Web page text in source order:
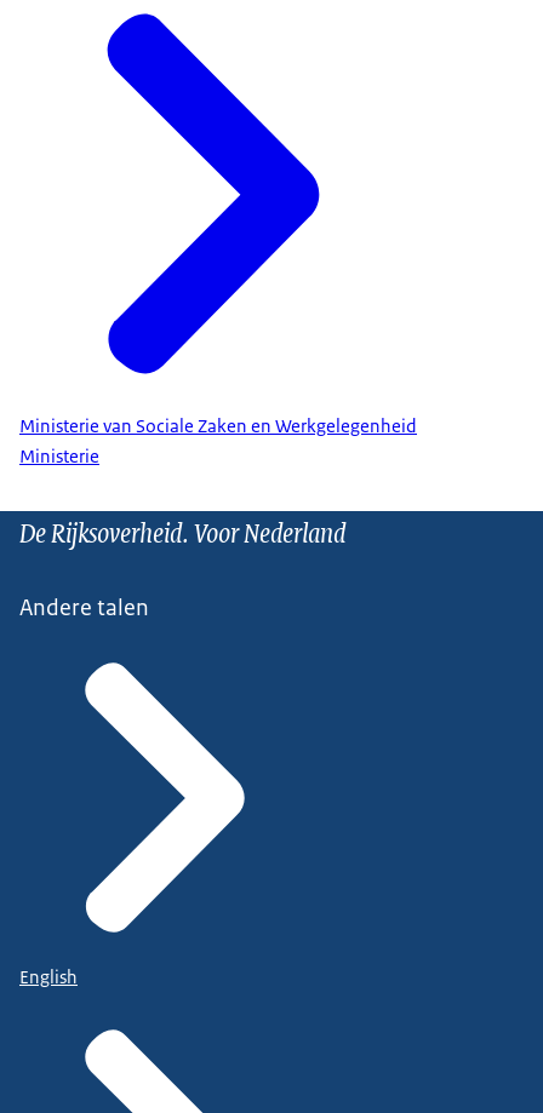
Ministerie van Sociale Zaken en Werkgelegenheid
Ministerie
De Rijksoverheid. Voor Nederland
Andere talen
English